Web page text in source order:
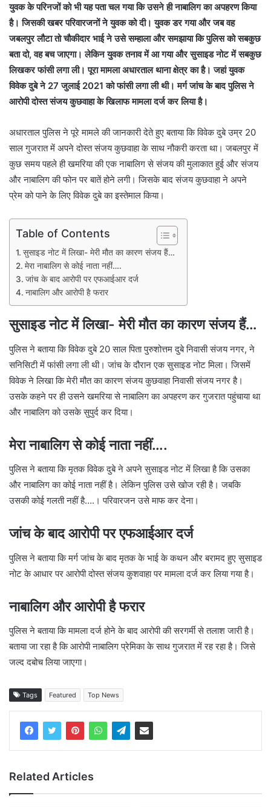
युवक के परिनजों को भी यह पता चल गया कि उसने ही नाबालिग का अपहरण किया
है। जिसकी खबर परिवारजनों ने युवक को दी। युवक डर गया और जब वह
जबलपुर लौटा तो चौकीदार भाई ने उसे सम्हाला और समझाया कि पुलिस को सबकुछ
बता दो, वह बच जाएगा। लेकिन युवक तनाव में आ गया और सुसाइड नोट में सबकुछ
लिखकर फांसी लगा ली। पूरा मामला अधारताल थाना क्षेत्र का है। जहां युवक
विवेक दुबे ने 27 जुलाई 2021 को फांसी लगा ली थी। मर्ग जांच के बाद पुलिस ने
आरोपी दोस्त संजय कुछवाहा के खिलाफ मामला दर्ज कर लिया है।
अधारताल पुलिस ने पूरे मामले की जानकारी देते हुए बताया कि विवेक दुबे उम्र 20
साल गुजरात में अपने दोस्त संजय कुछवाहा के साथ नौकरी करता था। जबलपुर में
कुछ समय पहले ही खमरिया की एक नाबालिग से संजय की मुलाकात हुई और संजय
और नाबालिग की फोन पर बातें होने लगी। जिसके बाद संजय कुछवाहा ने अपने
प्रेम को पाने के लिए विवेक दुबे का इस्तेमाल किया।
Table of Contents
सुसाइड नोट में लिखा- मेरी मौत का कारण संजय हैं…
मेरा नाबालिग से कोई नाता नहीं….
जांच के बाद आरोपी पर एफआईआर दर्ज
नाबालिग और आरोपी है फरार
सुसाइड नोट में लिखा- मेरी मौत का कारण संजय हैं…
पुलिस ने बताया कि विवेक दुबे 20 साल पिता पुरुशोत्तम दुबे निवासी संजय नगर, ने
सनिसिटी में फांसी लगा ली थी। जांच के दौरान एक सुसाइड नोट मिला। जिसमें
विवेक ने लिखा कि मेरी मौत का कारण संजय कुछवाहा निवासी संजय नगर है।
उसके कहने पर ही उसने खमरिया से नाबालिग का अपहरण कर गुजरात पहुंचाया था
और नाबालिग को उसके सुपुर्द कर दिया।
मेरा नाबालिग से कोई नाता नहीं….
पुलिस ने बताया कि मृतक विवेक दुबे ने अपने सुसाइड नोट में लिखा है कि उसका
और नाबालिग का कोई नाता नहीं है। लेकिन पुलिस उसे खोज रही है। जबकि
उसकी कोई गलती नहीं है….। परिवारजन उसे माफ कर देना।
जांच के बाद आरोपी पर एफआईआर दर्ज
पुलिस ने बताया कि मर्ग जांच के बाद मृतक के भाई के कथन और बरामद हुए सुसाइड
नोट के आधार पर आरोपी दोस्त संजय कुशवाहा पर मामला दर्ज कर लिया गया है।
नाबालिग और आरोपी है फरार
पुलिस ने बताया कि मामला दर्ज होने के बाद आरोपी की सरगर्मी से तलाश जारी है।
बताया जा रहा है कि आरोपी नाबालिग प्रेमिका के साथ गुजरात में रह रहा है। जिसे
जल्द दबोच लिया जाएगा।
Tags Featured Top News
Related Articles